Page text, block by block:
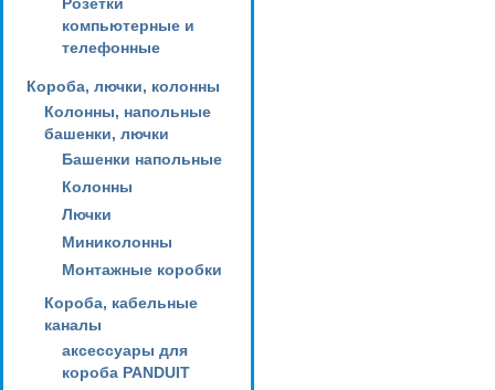
компьютерные и
телефонные
Короба, лючки, колонны
Колонны, напольные
башенки, лючки
Башенки напольные
Колонны
Лючки
Миниколонны
Монтажные коробки
Короба, кабельные
каналы
аксессуары для
короба PANDUIT